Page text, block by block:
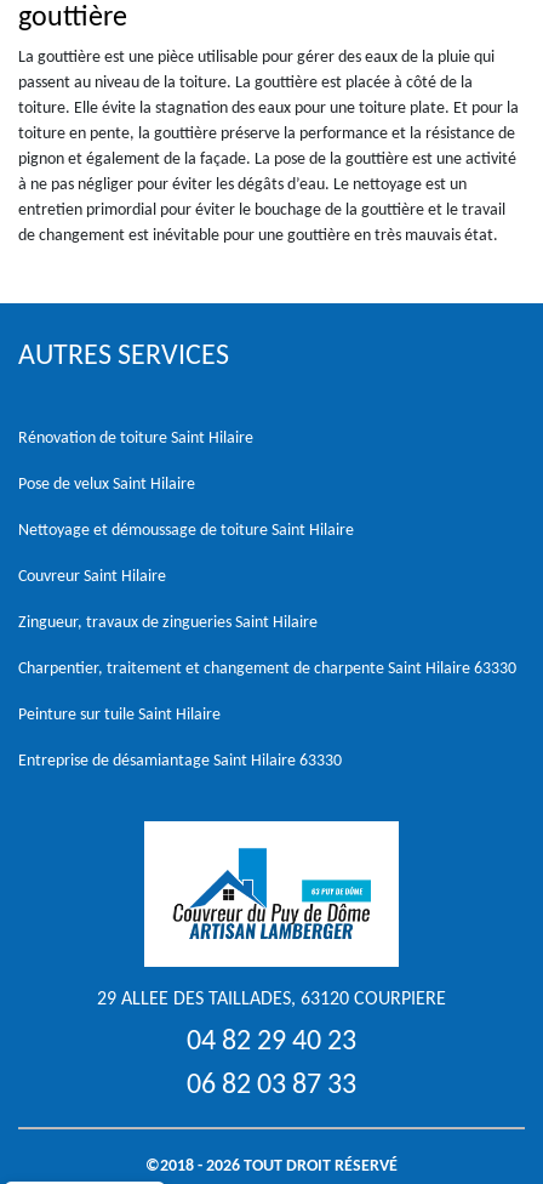
gouttière
La gouttière est une pièce utilisable pour gérer des eaux de la pluie qui
passent au niveau de la toiture. La gouttière est placée à côté de la
toiture. Elle évite la stagnation des eaux pour une toiture plate. Et pour la
toiture en pente, la gouttière préserve la performance et la résistance de
pignon et également de la façade. La pose de la gouttière est une activité
à ne pas négliger pour éviter les dégâts d’eau. Le nettoyage est un
entretien primordial pour éviter le bouchage de la gouttière et le travail
de changement est inévitable pour une gouttière en très mauvais état.
AUTRES SERVICES
Rénovation de toiture Saint Hilaire
Pose de velux Saint Hilaire
Nettoyage et démoussage de toiture Saint Hilaire
Couvreur Saint Hilaire
Zingueur, travaux de zingueries Saint Hilaire
Charpentier, traitement et changement de charpente Saint Hilaire 63330
Peinture sur tuile Saint Hilaire
Entreprise de désamiantage Saint Hilaire 63330
29 ALLEE DES TAILLADES, 63120 COURPIERE
04 82 29 40 23
06 82 03 87 33
©2018 - 2026 TOUT DROIT RÉSERVÉ